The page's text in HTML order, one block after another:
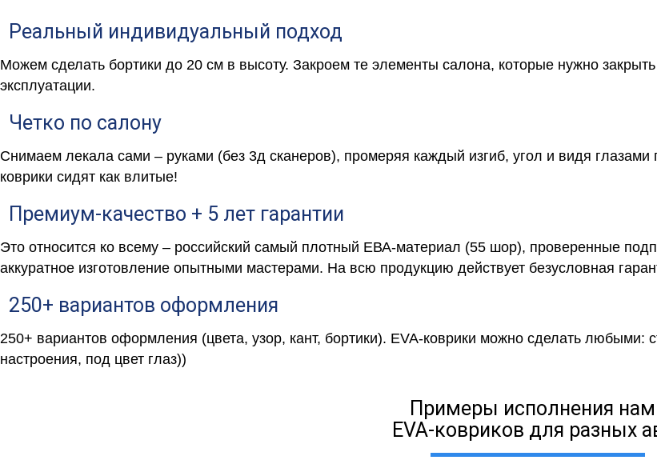
Реальный индивидуальный подход
Можем сделать бортики до 20 см в высоту. Закроем те элементы салона, которые нужно
эксплуатации.
Четко по салону
Снимаем лекала сами – руками (без 3д сканеров), промеряя каждый изгиб, угол и видя
коврики сидят как влитые!
Премиум-качество + 5 лет гарантии
Это относится ко всему – российский самый плотный ЕВА-материал (55 шор), проверенные
аккуратное изготовление опытными мастерами. На всю продукцию действует безусловная
250+ вариантов оформления
250+ вариантов оформления (цвета, узор, кант, бортики). EVA-коврики можно сделать любыми:
настроения, под цвет глаз))
Примеры исполнения
EVA-ковриков для разных